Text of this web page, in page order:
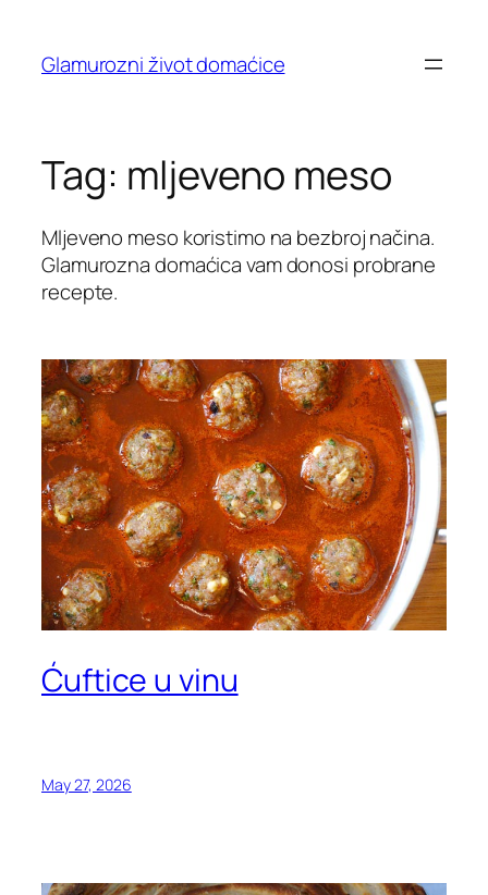
content
Glamurozni život domaćice
Tag: mljeveno meso
Mljeveno meso koristimo na bezbroj načina.
Glamurozna domaćica vam donosi probrane
recepte.
Ćuftice u vinu
May 27, 2026